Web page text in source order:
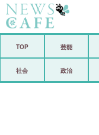
TOP 芸能
社会 政治